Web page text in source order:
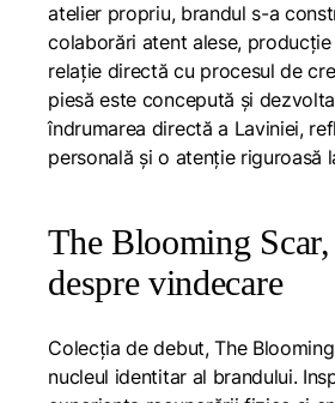
atelier propriu, brandul s-a
colaborări atent alese,
relație directă cu procesul de
piesă este concepută și
îndrumarea directă a Laviniei,
personală și o atenție riguroasă
The Blooming
despre vindecare
Colecția de debut, The
nucleul identitar al brandului.